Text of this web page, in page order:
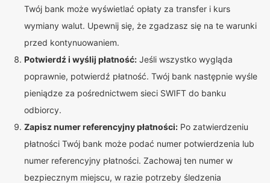
Twój bank może wyświetlać opłaty za transfer i kurs
wymiany walut. Upewnij się, że zgadzasz się na te warunki
przed kontynuowaniem.
Potwierdź i wyślij płatność: Jeśli wszystko wygląda
poprawnie, potwierdź płatność. Twój bank następnie wyśle
pieniądze za pośrednictwem sieci SWIFT do banku
odbiorcy.
Zapisz numer referencyjny płatności: Po zatwierdzeniu
płatności Twój bank może podać numer potwierdzenia lub
numer referencyjny płatności. Zachowaj ten numer w
bezpiecznym miejscu, w razie potrzeby śledzenia